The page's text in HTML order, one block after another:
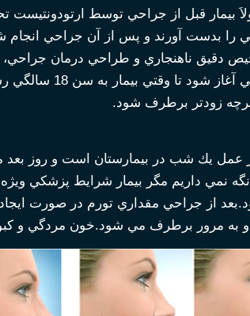
بيمار قبل از جراحي توسط ارتودونتيست
را بدست آورند و پس از آن جراحي انجام
دقيق ناهنجاري و طراحي درمان جراحي،
براي جراحي
زودتر برطرف شود.
از عمل يك شب در بيمارستان است و روز
نگه نمي داريم مگر بيمار شرايط پزشكي
و به مرور برطرف مي شود.خون مردگي و